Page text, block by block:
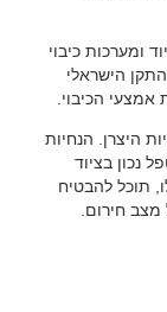
ומערכות כיבוי
הישראלי
הכיבוי.
היצרן. הנחיות
נכון בציוד
תוכל להבטיח
מצב חירום.